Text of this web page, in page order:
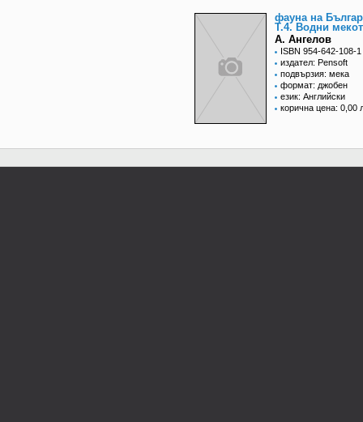
фауна на
Т.4. Водни
А. Ангелов
ISBN 954-642-108-1
издател: Pensoft
подвързия: мека
формат: джобен
език: Английски
корична цена: 0,00